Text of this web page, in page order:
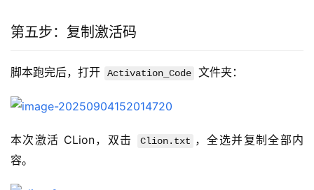
第五步：复制激活码
脚本跑完后，打开 Activation_Code 文件夹：
本次激活 CLion，双击 Clion.txt ，全选并复制全部内
容。